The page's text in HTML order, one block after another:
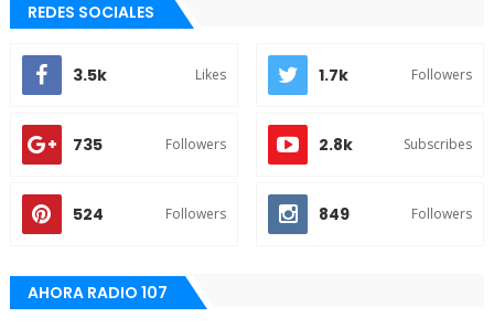
REDES SOCIALES
3.5k Likes 1.7k Followers
735 Followers 2.8k Subscribes
524 Followers 849 Followers
AHORA RADIO 107